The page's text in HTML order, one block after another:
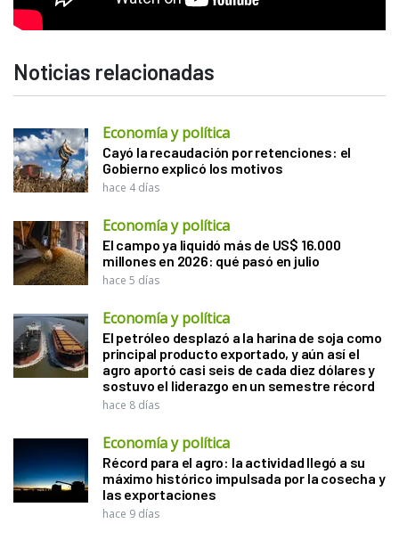
Noticias relacionadas
Economía y política
Cayó la recaudación por retenciones: el
Gobierno explicó los motivos
hace 4 días
Economía y política
El campo ya liquidó más de US$ 16.000
millones en 2026: qué pasó en julio
hace 5 días
Economía y política
El petróleo desplazó a la harina de soja como
principal producto exportado, y aún así el
agro aportó casi seis de cada diez dólares y
sostuvo el liderazgo en un semestre récord
hace 8 días
Economía y política
Récord para el agro: la actividad llegó a su
máximo histórico impulsada por la cosecha y
las exportaciones
hace 9 días